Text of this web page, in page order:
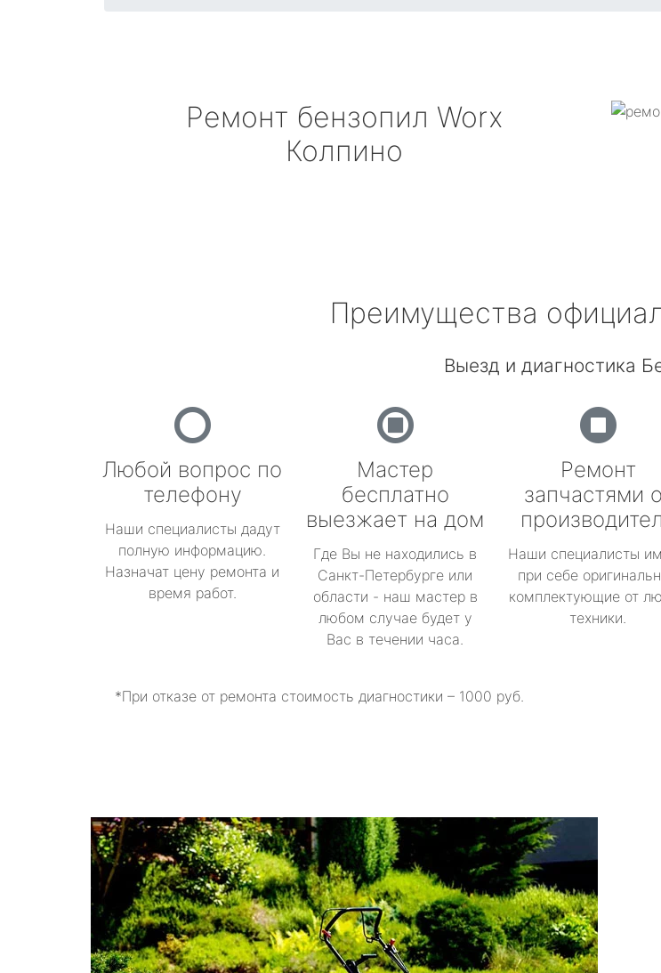
Ремонт бензопил Worx
Колпино
Преимущества
Выезд и диагностика
Любой вопрос по
телефону
Наши специалисты дадут
полную информацию.
Назначат цену ремонта и
время работ.
Мастер
бесплатно
выезжает на дом
Где Вы не находились в
Санкт-Петербурге или
области - наш мастер в
любом случае будет у
Вас в течении часа.
Ремонт
запчастями
Наши специалисты
при себе
комплектующие от
техники.
*При отказе от ремонта стоимость диагностики – 1000 руб.